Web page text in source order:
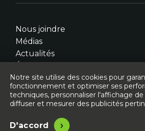
fenêtre.
fenêtre.
fenêtre.
Nous joindre
Médias
Actualités
© Université de l'Ontario
Site conçu, développé et
Notre site utilise des cookies pour
fonctionnement et optimiser ses
techniques, personnaliser l'affichage
diffuser et mesurer des publicités
D'accord